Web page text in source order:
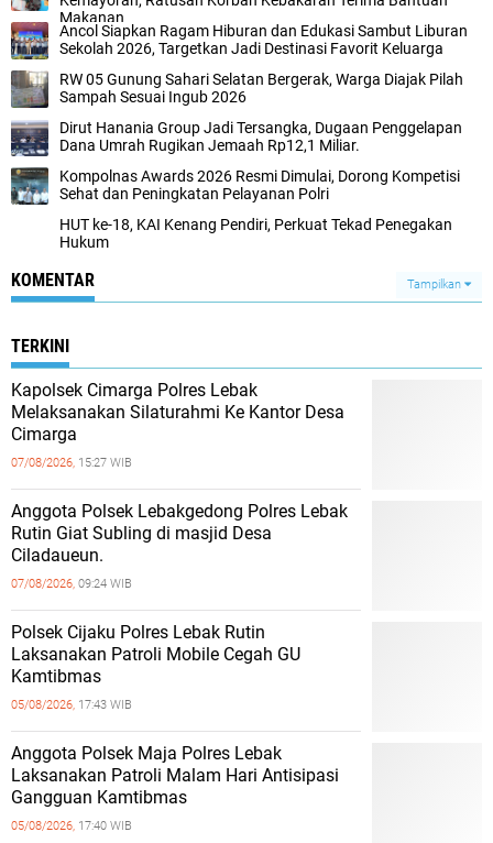
Makanan‎
‎Ancol Siapkan Ragam Hiburan dan Edukasi Sambut Liburan
Sekolah 2026, Targetkan Jadi Destinasi Favorit Keluarga‎
‎RW 05 Gunung Sahari Selatan Bergerak, Warga Diajak Pilah
Sampah Sesuai Ingub 2026
Dirut Hanania Group Jadi Tersangka, Dugaan Penggelapan
Dana Umrah Rugikan Jemaah Rp12,1 Miliar.‎
Kompolnas Awards 2026 Resmi Dimulai, Dorong Kompetisi
Sehat dan Peningkatan Pelayanan Polri‎‎
HUT ke-18, KAI Kenang Pendiri, Perkuat Tekad Penegakan
Hukum
KOMENTAR Tampilkan
TERKINI
Kapolsek Cimarga Polres Lebak
Melaksanakan Silaturahmi Ke Kantor Desa
Cimarga
07/08/2026, 15:27 WIB
Anggota Polsek Lebakgedong Polres Lebak
Rutin Giat Subling di masjid Desa
Ciladaueun.
07/08/2026, 09:24 WIB
Polsek Cijaku Polres Lebak Rutin
Laksanakan Patroli Mobile Cegah GU
Kamtibmas
05/08/2026, 17:43 WIB
Anggota Polsek Maja Polres Lebak
Laksanakan Patroli Malam Hari Antisipasi
Gangguan Kamtibmas
05/08/2026, 17:40 WIB